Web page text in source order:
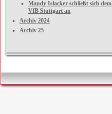
Mandy Islacker schließt sich dem
VfB Stuttgart an
Archiv 2024
Archiv 25